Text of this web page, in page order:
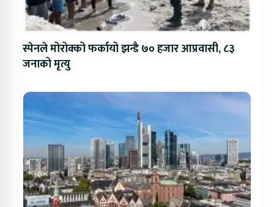
स्पेनले मोरोक्को फर्कायो झन्डै ७० हजार आप्रवासी, ८३
जनाको मृत्यु